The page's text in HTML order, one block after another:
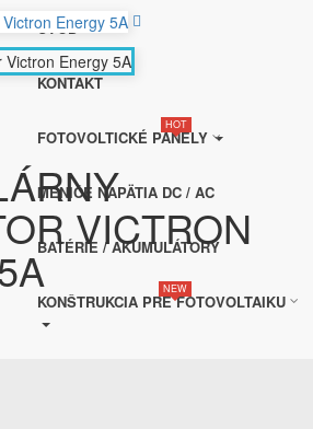
ÚVOD
KONTAKT
FOTOVOLTICKÉ PANELY
HOT
MENIČE NAPÄTIA DC / AC
BATÉRIE / AKUMULÁTORY
KONŠTRUKCIA PRE FOTOVOLTAIKU
NEW
VICTRON